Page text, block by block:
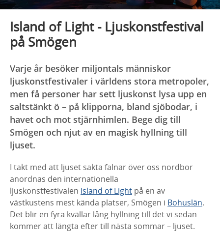
Island of Light - Ljuskonstfestival
på Smögen
Varje år besöker miljontals människor
ljuskonstfestivaler i världens stora metropoler,
men få personer har sett ljuskonst lysa upp en
saltstänkt ö – på klipporna, bland sjöbodar, i
havet och mot stjärnhimlen. Bege dig till
Smögen och njut av en magisk hyllning till
ljuset.
I takt med att ljuset sakta falnar över oss nordbor
anordnas den internationella
ljuskonstfestivalen Island of Light på en av
västkustens mest kända platser, Smögen i Bohuslän.
Det blir en fyra kvällar lång hyllning till det vi sedan
kommer att längta efter till nästa sommar – ljuset.